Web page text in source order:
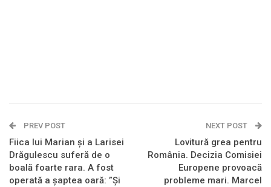
PREV POST
Fiica lui Marian și a Larisei
Drăgulescu suferă de o
boală foarte rara. A fost
operată a șaptea oară: ”Și
NEXT POST
Lovitură grea pentru
România. Decizia Comisiei
Europene provoacă
probleme mari. Marcel